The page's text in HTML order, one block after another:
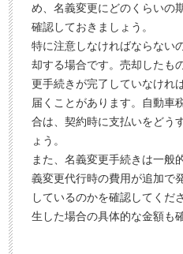
め、名義変更にどのくらいの
確認しておきましょう。
特に注意しなければならない
却する場合です。売却したも
更手続きが完了していなけれ
届くことがあります。自動車
合は、契約時に支払いをどう
ょう。
また、名義変更手続きは一般
義変更代行時の費用が追加で
しているのかを確認してくだ
生した場合の具体的な金額も